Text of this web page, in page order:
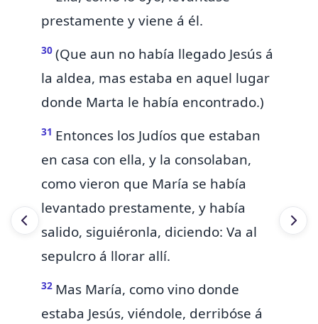
prestamente y viene á él.
30 (Que aun no había llegado Jesús á
la aldea, mas estaba en aquel lugar
donde Marta le había encontrado.)
31 Entonces los Judíos que estaban
en casa con ella, y la consolaban,
como vieron que María se había
levantado prestamente, y había
salido, siguiéronla, diciendo: Va al
sepulcro á llorar allí.
32 Mas María, como vino donde
estaba Jesús, viéndole, derribóse á